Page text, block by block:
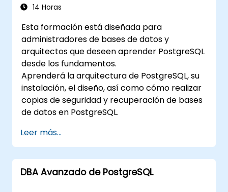
mundo real y se prepararán para temas
replicación.
14 Horas
Esta formación está diseñada para
administradores de bases de datos y
arquitectos que deseen aprender PostgreSQL
desde los fundamentos.
Aprenderá la arquitectura de PostgreSQL, su
instalación, el diseño, así como cómo realizar
copias de seguridad y recuperación de bases
de datos en PostgreSQL.
Leer más...
DBA Avanzado de PostgreSQL